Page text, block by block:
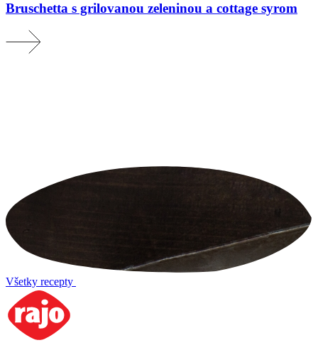
Bruschetta s grilovanou zeleninou a cottage syrom
Všetky recepty